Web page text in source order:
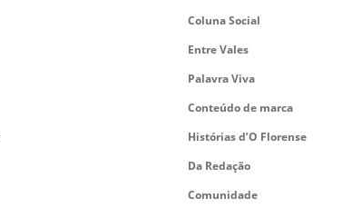
Coluna Social
Entre Vales
Palavra Viva
Conteúdo de marca
Histórias d’O Florense
Da Redação
Comunidade